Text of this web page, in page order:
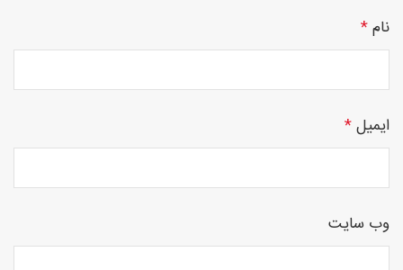
منبت
سی ان
سی
نام*
ایمیل*
وب‌ سایت